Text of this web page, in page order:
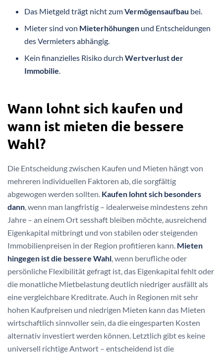
Das Mietgeld trägt nicht zumVermögensaufbau bei.
Mieter sind von Mieterhöhungen und Entscheidungen
des Vermieters abhängig.
Kein finanzielles Risiko durchWertverlust der
Immobilie.
Wann lohnt sich kaufen und
wann ist mieten die bessere
Wahl?
Die Entscheidung zwischen Kaufen und Mieten hängt von
mehreren individuellen Faktoren ab, die sorgfältig
abgewogen werden sollten. Kaufen lohnt sich besonders
dann, wenn man langfristig – idealerweise mindestens zehn
Jahre – an einem Ort sesshaft bleiben möchte, ausreichend
Eigenkapital mitbringt und von stabilen oder steigenden
Immobilienpreisen in der Region profitieren kann. Mieten
hingegen ist die bessere Wahl, wenn berufliche oder
persönliche Flexibilität gefragt ist, das Eigenkapital fehlt oder
die monatliche Mietbelastung deutlich niedriger ausfällt als
eine vergleichbare Kreditrate. Auch in Regionen mit sehr
hohen Kaufpreisen und niedrigen Mieten kann das Mieten
wirtschaftlich sinnvoller sein, da die eingesparten Kosten
alternativ investiert werden können. Letztlich gibt es keine
universell richtige Antwort – entscheidend ist die